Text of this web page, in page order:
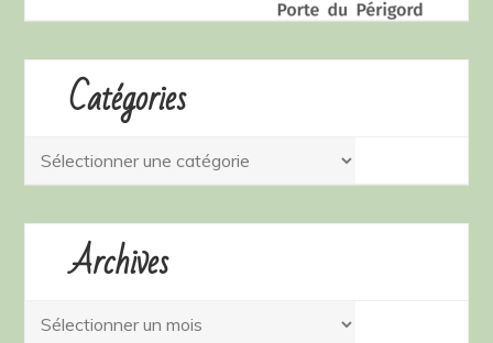
Catégories
Catégories
Archives
Archives